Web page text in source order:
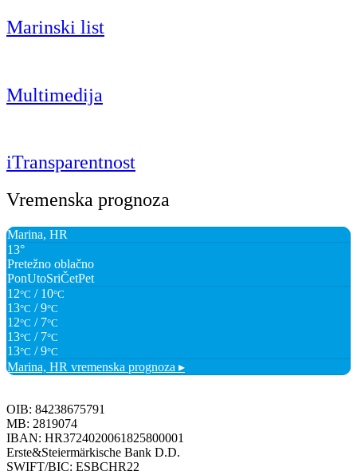
Marinski list
Multimedija
iTransparentnost
Vremenska prognoza
Marina, HR
13°
Pretežno oblačno
PonUtoSriČetPet
12°C / 10°C
13°C / 9°C
12°C / 7°C
13°C / 7°C
13°C / 9°C
Marina, HR vremenska prognoza ▸
OIB: 84238675791
MB: 2819074
IBAN: HR3724020061825800001
Erste&Steiermärkische Bank D.D.
SWIFT/BIC: ESBCHR22